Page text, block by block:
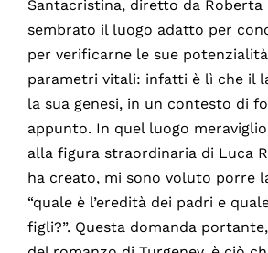
Santacristina, diretto da
sembrato il luogo adatto per
per verificarne le sue
parametri vitali: infatti è lì che il
la sua genesi, in un contesto di
appunto. In quel luogo
alla figura straordinaria di Luca
ha creato, mi sono voluto porre
“quale è l’eredità dei padri e
figli?”. Questa domanda